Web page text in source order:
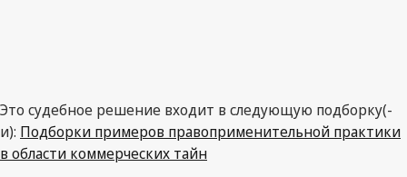
Это судебное решение входит в следующую подборку(-
и): Подборки примеров правоприменительной практики
в области коммерческих тайн